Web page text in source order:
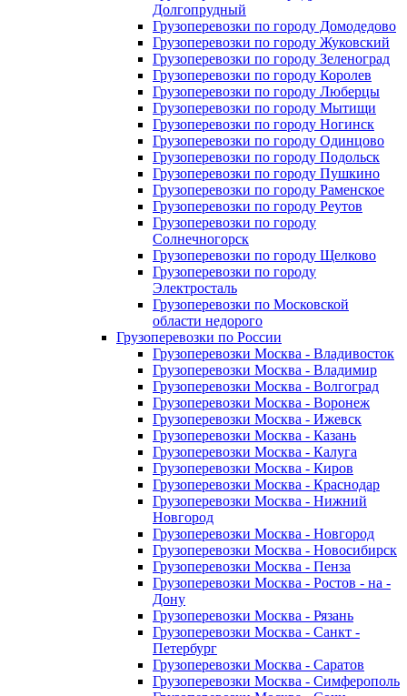
Долгопрудный
Грузоперевозки по городу Домодедово
Грузоперевозки по городу Жуковский
Грузоперевозки по городу Зеленоград
Грузоперевозки по городу Королев
Грузоперевозки по городу Люберцы
Грузоперевозки по городу Мытищи
Грузоперевозки по городу Ногинск
Грузоперевозки по городу Одинцово
Грузоперевозки по городу Подольск
Грузоперевозки по городу Пушкино
Грузоперевозки по городу Раменское
Грузоперевозки по городу Реутов
Грузоперевозки по городу
Солнечногорск
Грузоперевозки по городу Щелково
Грузоперевозки по городу
Электросталь
Грузоперевозки по Московской
области недорого
Грузоперевозки по России
Грузоперевозки Москва - Владивосток
Грузоперевозки Москва - Владимир
Грузоперевозки Москва - Волгоград
Грузоперевозки Москва - Воронеж
Грузоперевозки Москва - Ижевск
Грузоперевозки Москва - Казань
Грузоперевозки Москва - Калуга
Грузоперевозки Москва - Киров
Грузоперевозки Москва - Краснодар
Грузоперевозки Москва - Нижний
Новгород
Грузоперевозки Москва - Новгород
Грузоперевозки Москва - Новосибирск
Грузоперевозки Москва - Пенза
Грузоперевозки Москва - Ростов - на -
Дону
Грузоперевозки Москва - Рязань
Грузоперевозки Москва - Санкт -
Петербург
Грузоперевозки Москва - Саратов
Грузоперевозки Москва - Симферополь